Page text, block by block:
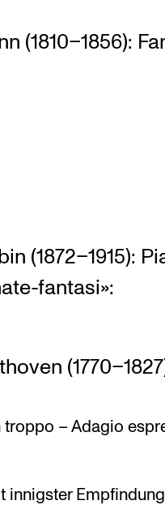
(1810–1856):
(1872–1915):
fantasi»:
troppo – Adagio
innigster